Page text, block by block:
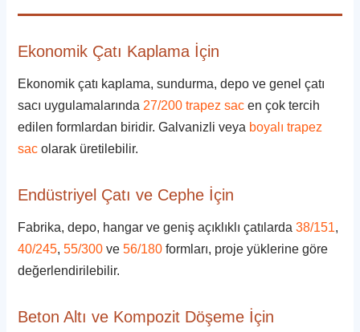
Ekonomik Çatı Kaplama İçin
Ekonomik çatı kaplama, sundurma, depo ve genel çatı
sacı uygulamalarında 27/200 trapez sac en çok tercih
edilen formlardan biridir. Galvanizli veya boyalı trapez
sac olarak üretilebilir.
Endüstriyel Çatı ve Cephe İçin
Fabrika, depo, hangar ve geniş açıklıklı çatılarda38/151,
40/245,55/300 ve56/180 formları, proje yüklerine göre
değerlendirilebilir.
Beton Altı ve Kompozit Döşeme İçin